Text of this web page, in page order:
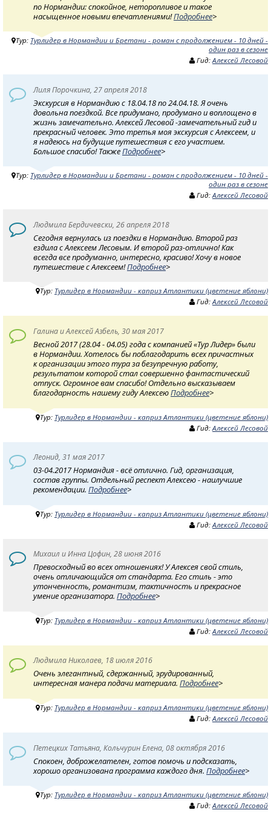
по Нормандии: спокойное, неторопливое и такое
насыщенное новыми впечатлениями!Подробнее>
Тур: Турлидер в Нормандии и Бретани - роман с продолжением - 10 дней -
один раз в сезоне
Гид:Алексей Лесовой
Лиля Порочкина, 27 апреля 2018
Экскурсия в Нормандию с 18.04.18 по 24.04.18. Я очень
довольна поездкой. Все придумано, продумано и воплощено в
жизнь замечательно. Алексей Лесовой -замечательный гид и
прекрасный человек. Это третья моя экскурсия с Алексеем, и
я надеюсь на будущие путешествия с его участием.
Большое спасибо! ТакжеПодробнее>
Тур: Турлидер в Нормандии и Бретани - роман с продолжением - 10 дней -
один раз в сезоне
Гид:Алексей Лесовой
Людмила Бердичевски, 26 апреля 2018
Сегодня вернулась из поездки в Нормандию. Второй раз
ездила с Алексеем Лесовым. И второй раз-отлично! Как
всегда все продуманно, интересно, красиво! Хочу в новое
путешествие с Алексеем!Подробнее>
Тур: Турлидер в Нормандии - каприз Атлантики (цветение яблони)
Гид:Алексей Лесовой
Галина и Алексей Азбель, 30 мая 2017
Весной 2017 (28.04 - 04.05) года с компанией «Тур Лидер» были
в Нормандии. Хотелось бы поблагодарить всех причастных
к организации этого тура за безупречную работу,
результатом которой стал совершенно фантастический
отпуск. Огромное вам спасибо! Отдельно высказываем
благодарность нашему гиду АлексеюПодробнее>
Тур: Турлидер в Нормандии - каприз Атлантики (цветение яблони)
Гид: Алексей Лесовой
Леонид, 31 мая 2017
03-04.2017 Нормандия - всё отлично. Гид, организация,
состав группы. Отдельный респект Алексею - наилучшие
рекомендации. Подробнее>
Тур: Турлидер в Нормандии - каприз Атлантики (цветение яблони)
Гид: Алексей Лесовой
Михаил и Инна Цофин, 28 июня 2016
Превосходный во всех отношениях! У Алексея свой стиль,
очень отличающийся от стандарта. Его стиль - это
утонченность, романтизм, тактичность и прекрасное
умение организатора. Подробнее>
Тур: Турлидер в Нормандии - каприз Атлантики (цветение яблони)
Гид: Алексей Лесовой
Людмила Николаев, 18 июля 2016
Очень элегантный, сдержанный, эрудированный,
интересная манера подачи материала. Подробнее>
Тур: Турлидер в Нормандии - каприз Атлантики (цветение яблони)
Гид: Алексей Лесовой
Петецких Татьяна, Кольчурин Елена, 08 октября 2016
Спокоен, доброжелателен, готов помочь и подсказать,
хорошо организована программа каждого дня. Подробнее>
Тур: Турлидер в Нормандии - каприз Атлантики (цветение яблони)
Гид:Алексей Лесовой